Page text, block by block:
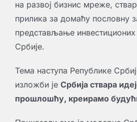
на развој бизнис мреже,
прилика за домаћу пословну
представљање инвестиционих
Србије.
Тема наступа Републике
изложби је Србија ствара
прошлошћу, креирамо